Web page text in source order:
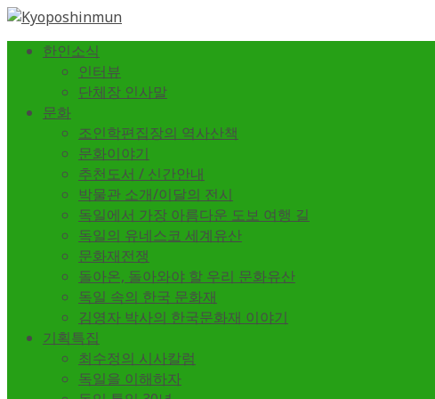
한인소식
인터뷰
단체장 인사말
문화
조인학편집장의 역사산책
문화이야기
추천도서 / 신간안내
박물관 소개/이달의 전시
독일에서 가장 아름다운 도보 여행 길
독일의 유네스코 세계유산
문화재전쟁
돌아온, 돌아와야 할 우리 문화유산
독일 속의 한국 문화재
김영자 박사의 한국문화재 이야기
기획특집
최수정의 시사칼럼
독일을 이해하자